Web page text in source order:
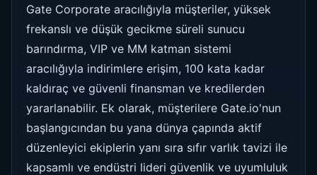
Gate Corporate aracılığıyla müşteriler, yüksek
frekanslı ve düşük gecikme süreli sunucu
barındırma, VIP ve MM katman sistemi
aracılığıyla indirimlere erişim, 100 kata kadar
kaldıraç ve güvenli finansman ve kredilerden
yararlanabilir. Ek olarak, müşterilere Gate.io'nun
başlangıcından bu yana dünya çapında aktif
düzenleyici ekiplerin yanı sıra sıfır varlık tavizi ile
kapsamlı ve endüstri lideri güvenlik ve uyumluluk